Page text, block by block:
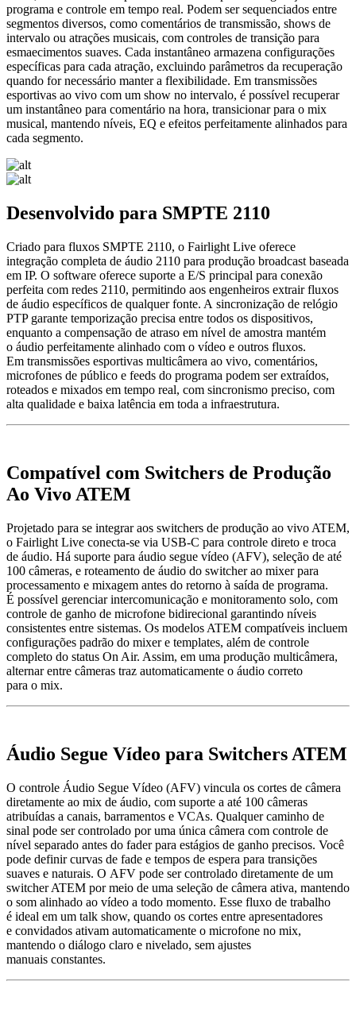
programa e controle em tempo real. Podem ser sequenciados entre
segmentos diversos, como comentários de transmissão, shows de
intervalo ou atrações musicais, com controles de transição para
esmaecimentos suaves. Cada instantâneo armazena configurações
específicas para cada atração, excluindo parâmetros da recuperação
quando for necessário manter a flexibilidade. Em transmissões
esportivas ao vivo com um show no intervalo, é possível recuperar
um instantâneo para comentário na hora, transicionar para o mix
musical, mantendo níveis, EQ e efeitos perfeitamente alinhados para
cada segmento.
Desenvolvido para SMPTE 2110
Criado para fluxos SMPTE 2110, o Fairlight Live oferece
integração completa de áudio 2110 para produção broadcast baseada
em IP. O software oferece suporte a E/S principal para conexão
perfeita com redes 2110, permitindo aos engenheiros extrair fluxos
de áudio específicos de qualquer fonte. A sincronização de relógio
PTP garante temporização precisa entre todos os dispositivos,
enquanto a compensação de atraso em nível de amostra mantém
o áudio perfeitamente alinhado com o vídeo e outros fluxos.
Em transmissões esportivas multicâmera ao vivo, comentários,
microfones de público e feeds do programa podem ser extraídos,
roteados e mixados em tempo real, com sincronismo preciso, com
alta qualidade e baixa latência em toda a infraestrutura.
Compatível com Switchers de Produção
Ao Vivo ATEM
Projetado para se integrar aos switchers de produção ao vivo ATEM,
o Fairlight Live conecta-se via USB-C para controle direto e troca
de áudio. Há suporte para áudio segue vídeo (AFV), seleção de até
100 câmeras, e roteamento de áudio do switcher ao mixer para
processamento e mixagem antes do retorno à saída de programa.
É possível gerenciar intercomunicação e monitoramento solo, com
controle de ganho de microfone bidirecional garantindo níveis
consistentes entre sistemas. Os modelos ATEM compatíveis incluem
configurações padrão do mixer e templates, além de controle
completo do status On Air. Assim, em uma produção multicâmera,
alternar entre câmeras traz automaticamente o áudio correto
para o mix.
Áudio Segue Vídeo para Switchers ATEM
O controle Áudio Segue Vídeo (AFV) vincula os cortes de câmera
diretamente ao mix de áudio, com suporte a até 100 câmeras
atribuídas a canais, barramentos e VCAs. Qualquer caminho de
sinal pode ser controlado por uma única câmera com controle de
nível separado antes do fader para estágios de ganho precisos. Você
pode definir curvas de fade e tempos de espera para transições
suaves e naturais. O AFV pode ser controlado diretamente de um
switcher ATEM por meio de uma seleção de câmera ativa, mantendo
o som alinhado ao vídeo a todo momento. Esse fluxo de trabalho
é ideal em um talk show, quando os cortes entre apresentadores
e convidados ativam automaticamente o microfone no mix,
mantendo o diálogo claro e nivelado, sem ajustes
manuais constantes.